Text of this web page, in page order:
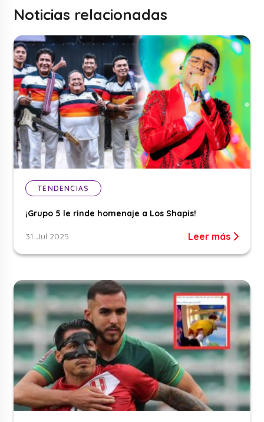
Noticias relacionadas
TENDENCIAS
¡Grupo 5 le rinde homenaje a Los Shapis!
31 Jul 2025 Leer más